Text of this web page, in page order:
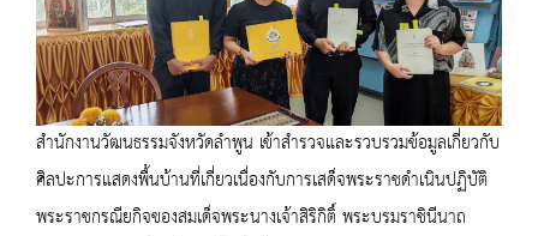
สำนักงานวัฒนธรรมจังหวัดลำพูน เข้าสำรวจและรวบรวมข้อมูลเกี่ยวกับ
ศิลปะการแสดงพื้นบ้านที่เกี่ยวเนื่องกับการเสด็จพระราชดำเนินปฏิบัติ
พระราชกรณียกิจของสมเด็จพระนางเจ้าสิริกิติ์ พระบรมราชินีนาถ